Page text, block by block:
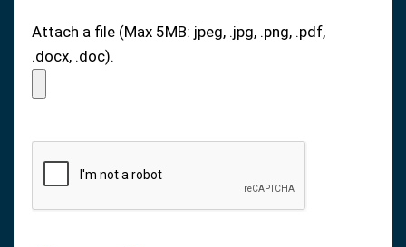
Attach a file (Max 5MB: jpeg, .jpg, .png, .pdf,
.docx, .doc).